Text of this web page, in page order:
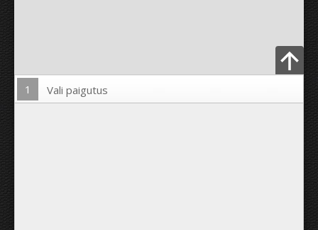
Lae pilt üles
1 Vali paigutus